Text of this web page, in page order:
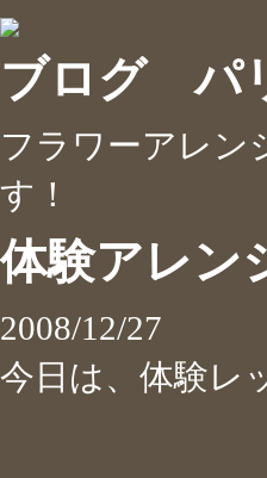
ブログ パ
フラワーアレン
す！
体験アレン
2008/12/27
今日は、体験